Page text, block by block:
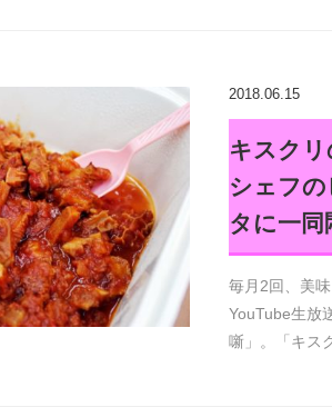
2018.06.15
キスク
シェフ
タに一同
毎月2回、美
YouTube生放
噺」。「キス